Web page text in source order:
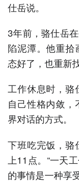
仕岳说。
3年前，骆仕岳
陷泥潭。他重
态好了，也重新
工作休息时，骆
自己性格内敛
界对话的方式。
下班吃完饭，骆
上11点。“一天
的事情是一种享